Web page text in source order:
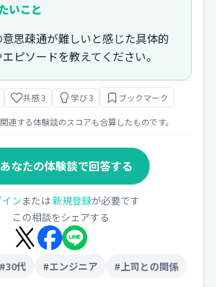
いこと
思疎通が難しいと感じた具体的
ピソードを教えてください。
共感 3 学び 3 ブックマーク
連する体験談のスコアも合算したものです。
あなたの体験談で回答する
ンまたは新規登録が必要です
この相談をシェアする
#30代 #エンジニア #上司との関係